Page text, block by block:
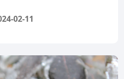
02-11